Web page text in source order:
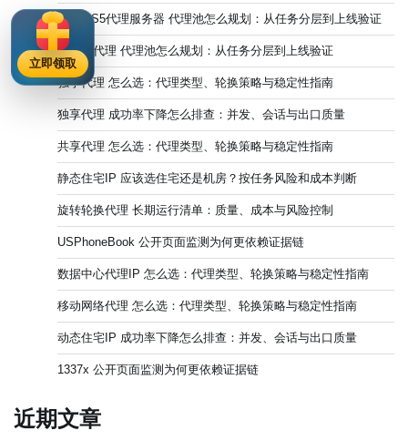
SOCKS5代理服务器 代理池怎么规划：从任务分层到上线验证
住宅IP代理 代理池怎么规划：从任务分层到上线验证
独享代理 怎么选：代理类型、轮换策略与稳定性指南
独享代理 成功率下降怎么排查：并发、会话与出口质量
共享代理 怎么选：代理类型、轮换策略与稳定性指南
静态住宅IP 应该选住宅还是机房？按任务风险和成本判断
旋转轮换代理 长期运行清单：质量、成本与风险控制
USPhoneBook 公开页面监测为何更依赖证据链
数据中心代理IP 怎么选：代理类型、轮换策略与稳定性指南
移动网络代理 怎么选：代理类型、轮换策略与稳定性指南
动态住宅IP 成功率下降怎么排查：并发、会话与出口质量
1337x 公开页面监测为何更依赖证据链
近期文章
立即领取